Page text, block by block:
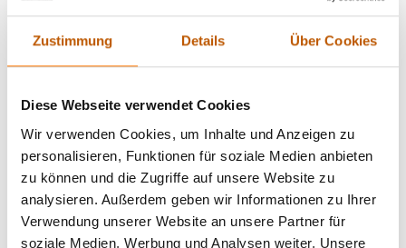
Zustimmung Details Über Cookies
Diese Webseite verwendet Cookies
Wir verwenden Cookies, um Inhalte und Anzeigen zu
personalisieren, Funktionen für soziale Medien anbieten
zu können und die Zugriffe auf unsere Website zu
analysieren. Außerdem geben wir Informationen zu Ihrer
Verwendung unserer Website an unsere Partner für
soziale Medien, Werbung und Analysen weiter. Unsere
Subunternehmer ohne oder mit mangelnder Fachkenntnis sind.
überfallen. Detektive arbeiten im Hintergrund, d.h. die
sollte unser Job also gefährlich sein, oder eine Bewaffnung
erfordern – ausgenommen zur Stärkung des in diesen Fällen
meist nicht vorhandenen Selbstwertgefühls?!?)
Verfügt die Detektei über Mitarbeiter mit dem